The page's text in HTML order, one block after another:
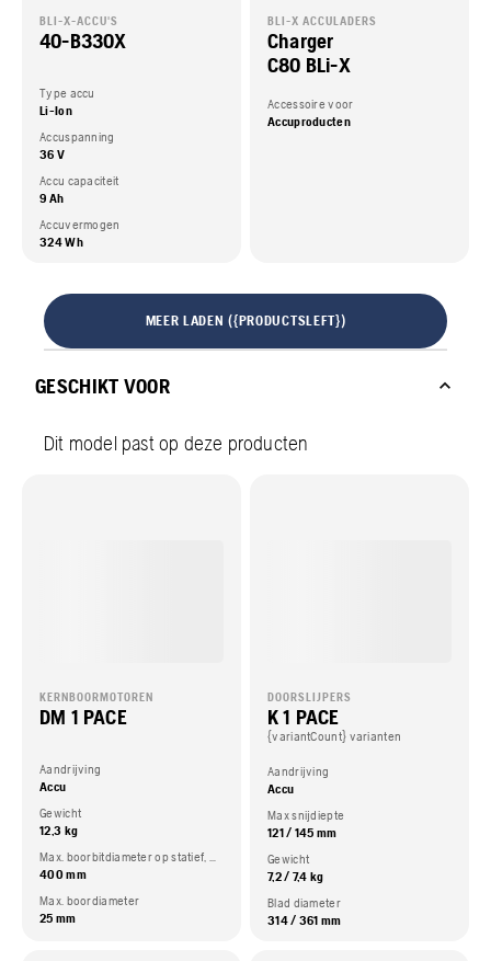
BLI-X-ACCU'S
40-B330X
Type accu
Li-Ion
Accuspanning
36 V
Accu capaciteit
9 Ah
Accuvermogen
324 Wh
BLI-X ACCULADERS
Charger
C80 BLi-X
Accessoire voor
Accuproducten
MEER LADEN ({PRODUCTSLEFT})
GESCHIKT VOOR
Dit model past op deze producten
KERNBOORMOTOREN
DM 1 PACE
Aandrijving
Accu
Gewicht
12,3 kg
Max. boorbitdiameter op statief, max
400 mm
Max. boordiameter
25 mm
DOORSLIJPERS
K 1 PACE
{variantCount} varianten
Aandrijving
Accu
Max snijdiepte
121 / 145 mm
Gewicht
7,2 / 7,4 kg
Blad diameter
314 / 361 mm